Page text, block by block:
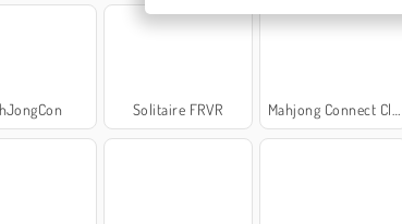
Solitaire FRVR Mahjong Connect Classic